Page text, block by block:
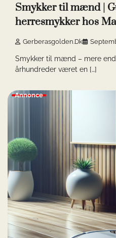
Smykker til mænd |
herresmykker hos
Gerberasgolden.dk
Smykker til mænd – mere
århundreder været en […]
Annonce